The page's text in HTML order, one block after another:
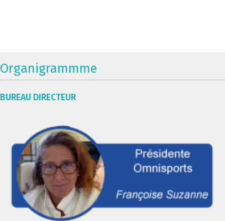
Organigrammme
BUREAU DIRECTEUR